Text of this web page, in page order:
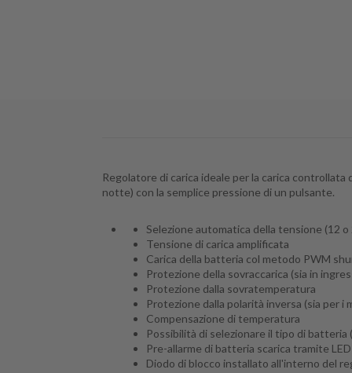
Regolatore di carica ideale per la carica
notte) con la semplice pressione di un pulsante.
Selezione automatica della tensione (12 o
Tensione di carica amplificata
Carica della batteria col metodo PWM
Protezione della sovraccarica (sia in
Protezione dalla sovratemperatura
Protezione dalla polarità inversa (sia per i
Compensazione di temperatura
Possibilità di selezionare il tipo di
Pre-allarme di batteria scarica tramite LED
Diodo di blocco installato all'interno del